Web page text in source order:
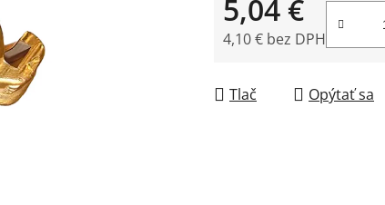
5,04 €
4,10 € bez DPH
Tlač Opýtať sa